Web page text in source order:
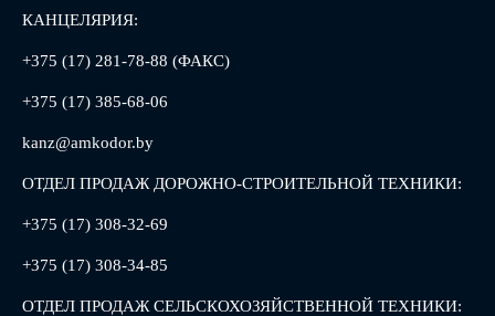
КАНЦЕЛЯРИЯ:
+375 (17) 281-78-88 (ФАКС)
+375 (17) 385-68-06
kanz@amkodor.by
ОТДЕЛ ПРОДАЖ ДОРОЖНО-СТРОИТЕЛЬНОЙ ТЕХНИКИ:
+375 (17) 308-32-69
+375 (17) 308-34-85
ОТДЕЛ ПРОДАЖ СЕЛЬСКОХОЗЯЙСТВЕННОЙ ТЕХНИКИ: